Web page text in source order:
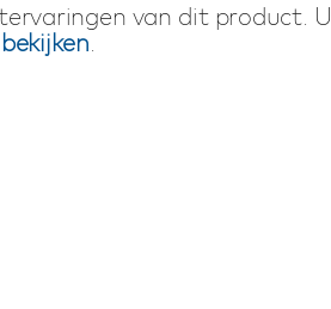
van dit product. U
.